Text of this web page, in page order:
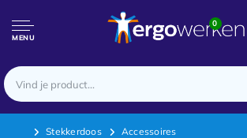
MENU
0
Stekkerdoos Accessoires